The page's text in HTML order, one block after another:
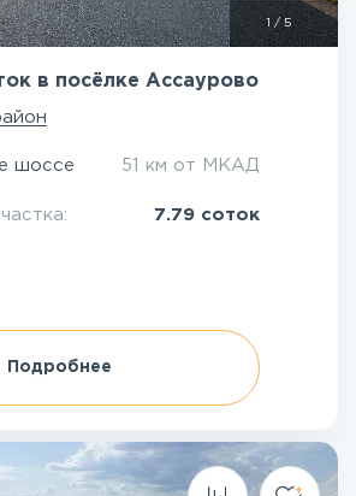
1 / 5
в посёлке Ассаурово
шоссе 51 км от МКАД
7.79 соток
Подробнее